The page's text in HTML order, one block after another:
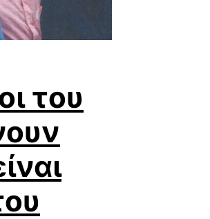
του